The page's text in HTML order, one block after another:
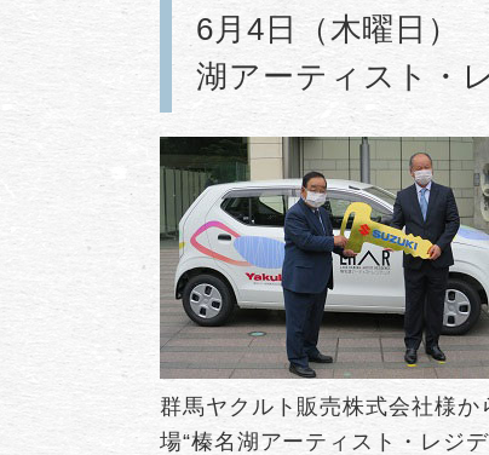
6月4日（木曜日）
湖アーティスト・
群馬ヤクルト販売株式会社様
場“榛名湖アーティスト・レジ